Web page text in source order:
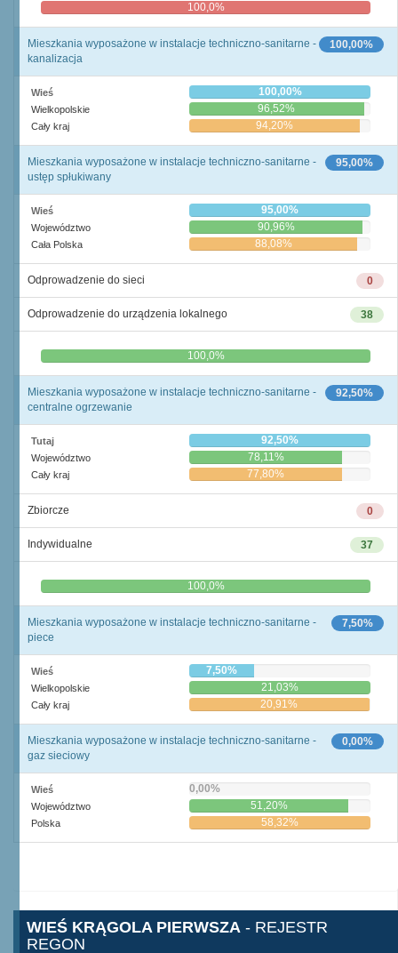
100,0%
100,00%
Mieszkania wyposażone w instalacje techniczno-sanitarne -
kanalizacja
Wieś 100,00%
Wielkopolskie 96,52%
Cały kraj 94,20%
95,00%
Mieszkania wyposażone w instalacje techniczno-sanitarne -
ustęp spłukiwany
Wieś 95,00%
Województwo 90,96%
Cała Polska 88,08%
0
Odprowadzenie do sieci
38
Odprowadzenie do urządzenia lokalnego
0,0% 100,0%
92,50%
Mieszkania wyposażone w instalacje techniczno-sanitarne -
centralne ogrzewanie
Tutaj 92,50%
Województwo 78,11%
Cały kraj 77,80%
0
Zbiorcze
37
Indywidualne
0,0% 100,0%
7,50%
Mieszkania wyposażone w instalacje techniczno-sanitarne -
piece
Wieś 7,50%
Wielkopolskie 21,03%
Cały kraj 20,91%
0,00%
Mieszkania wyposażone w instalacje techniczno-sanitarne -
gaz sieciowy
Wieś 0,00%
Województwo 51,20%
Polska 58,32%
WIEŚ KRĄGOLA PIERWSZA - REJESTR
REGON